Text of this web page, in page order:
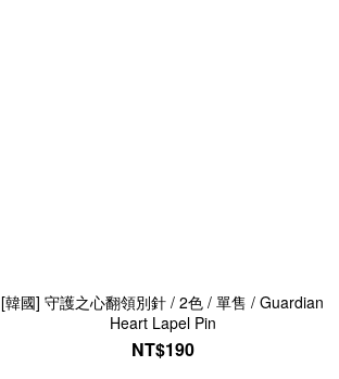
[韓國] 守護之心翻領別針 / 2色 / 單售 / Guardian
Heart Lapel Pin
NT$190